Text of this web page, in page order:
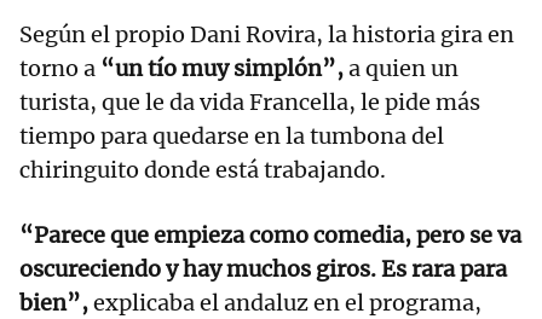
Según el propio Dani Rovira, la historia gira en
torno a “un tío muy simplón”,a quien un
turista, que le da vida Francella, le pide más
tiempo para quedarse en la tumbona del
chiringuito donde está trabajando.
“Parece que empieza como comedia, pero se va
oscureciendo y hay muchos giros. Es rara para
bien”,explicaba el andaluz en el programa,